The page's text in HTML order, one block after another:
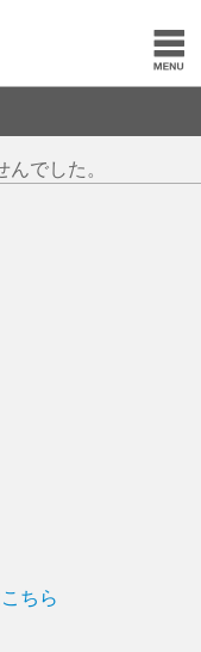
でした。
ちら